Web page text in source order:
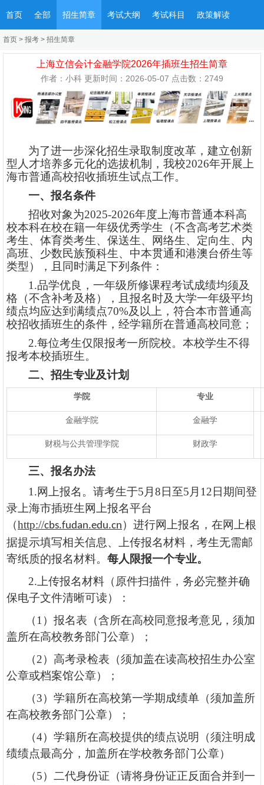
首页 全部 招生简章 考试大纲 考试科目 政策解读
首页 > 报考 > 招生简章
上海立信会计金融学院2026年插班生招生简章
作者：小科 更新时间：2026-05-07 点击数： 2749
为了进一步深化招生录取制度改革，建立创新
型人才培养多元化的选拔机制，我校2026年开展上
海市普通高校招收插班生试点工作。
一、报名条件
招收对象为2025-2026年度上海市普通本科高
校本科在校在籍一年级优秀学生（不含高考艺术类
考生、体育类考生、保送生、网络生、定向生、内
高班、少数民族预科生、中本贯通和港澳台侨生等
类型），且同时满足下列条件：
1.品学优良，一年级所修课程考试成绩均须及
格（不含补考及格），且报名时及大学一年级平均
绩点均应达到 满绩点70%及以上，符合本市普通高
校招收插班生的条件，经学籍所在普通高校同意；
2.每位考生仅限报考一所院校。本校学生不得
报考本校插班生。
二、招生专业及计划
学院 专业
金融学院 金融学
财税与公共管理学院 财政学
三、报名办法
1.网上报名。请考生于5月8日至5月 1 2日期间登
录上海市插班生网上报名平台
（http://cbs.fudan.edu.cn ）进行网上报名，在网上根
据提示填写相关信息、上传报名材料， 考生无需邮
寄纸质的报名材料。 每人限报一个专业。
2.上传报名材料（ 原件扫描件，务必完整并确
保电子文件清晰可读）：
（1）报名表（含所在高校同意报考意见，须加
盖所在高校教务部门公章）；
（2）高考录检表（须加盖在读高校招生办公室
公章或档案馆公章）；
（3）学籍所在高校第一学期成绩单（须加盖所
在高校教务部门公章）；
（4）学籍所在高校提供的绩点说明（须注明成
绩绩点最高分，加盖所在学校教务部门公章）
（5）二代身份证（请将身份证正反面合并到一